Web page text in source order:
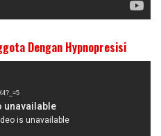
Dengan Hypnopresisi